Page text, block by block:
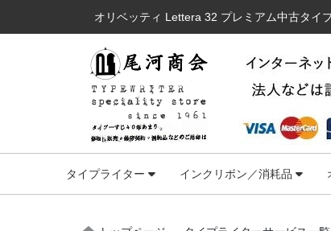
オリベッティ Lettera 32 プレミアム中古タイ
タイプライター インクリボン／消耗品